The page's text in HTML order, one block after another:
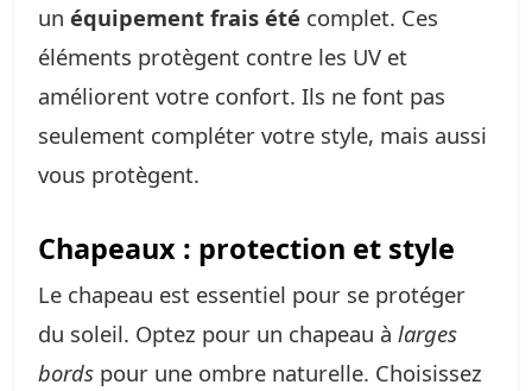
un équipement frais été complet. Ces
éléments protègent contre les UV et
améliorent votre confort. Ils ne font pas
seulement compléter votre style, mais aussi
vous protègent.
Chapeaux : protection et style
Le chapeau est essentiel pour se protéger
du soleil. Optez pour un chapeau à larges
bords pour une ombre naturelle. Choisissez